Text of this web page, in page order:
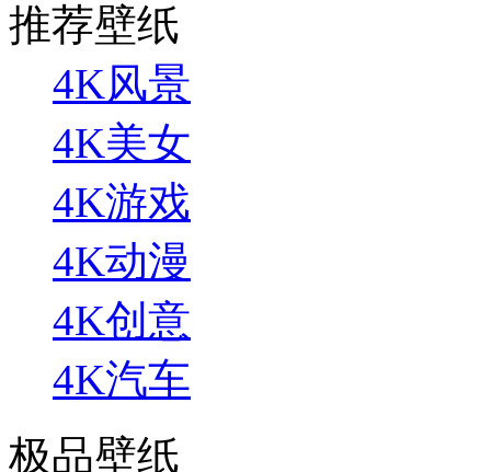
推荐壁纸
4K风景
4K美女
4K游戏
4K动漫
4K创意
4K汽车
极品壁纸